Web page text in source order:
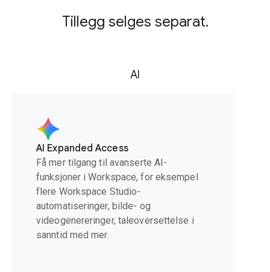
Tillegg selges separat.
AI
AI Expanded Access
Få mer tilgang til avanserte AI-
funksjoner i Workspace, for eksempel
flere Workspace Studio-
automatiseringer, bilde- og
videogenereringer, taleoversettelse i
sanntid med mer.